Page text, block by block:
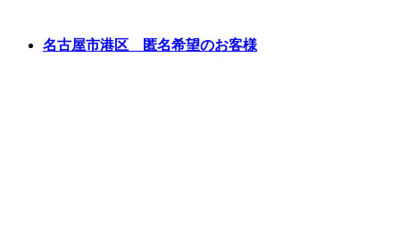
名古屋市港区 匿名希望のお客様